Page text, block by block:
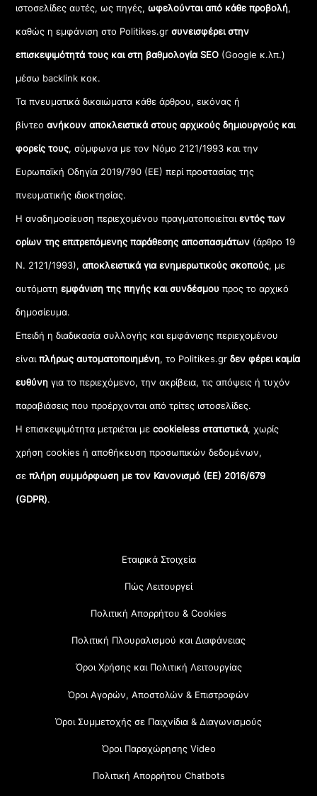
ιστοσελίδες αυτές, ως πηγές,ωφελούνται από κάθε προβολή,
καθώς η εμφάνιση στο Politikes.gr συνεισφέρει στην
επισκεψιμότητά τους και στη βαθμολογία SEO (Google κ.λπ.)
μέσω backlink κοκ.
Τα πνευματικά δικαιώματα κάθε άρθρου, εικόνας ή
βίντεοανήκουν αποκλειστικά στους αρχικούς δημιουργούς και
φορείς τους, σύμφωνα με τον Νόμο 2121/1993 και την
Ευρωπαϊκή Οδηγία 2019/790 (ΕΕ) περί προστασίας της
πνευματικής ιδιοκτησίας.
Η αναδημοσίευση περιεχομένου πραγματοποιείταιεντός των
ορίων της επιτρεπόμενης παράθεσης αποσπασμάτων (άρθρο 19
Ν. 2121/1993), αποκλειστικά για ενημερωτικούς σκοπούς, με
αυτόματηεμφάνιση της πηγής και συνδέσμου προς το αρχικό
δημοσίευμα.
Επειδή η διαδικασία συλλογής και εμφάνισης περιεχομένου
είναιπλήρως αυτοματοποιημένη, το Politikes.grδεν φέρει καμία
ευθύνη για το περιεχόμενο, την ακρίβεια, τις απόψεις ή τυχόν
παραβιάσεις που προέρχονται από τρίτες ιστοσελίδες.
Η επισκεψιμότητα μετριέται μεcookieless στατιστικά, χωρίς
χρήση cookies ή αποθήκευση προσωπικών δεδομένων,
σεπλήρη συμμόρφωση με τον Κανονισμό (ΕΕ) 2016/679
(GDPR).
Εταιρικά Στοιχεία
Πώς Λειτουργεί
Πολιτική Απορρήτου & Cookies
Πολιτική Πλουραλισμού και Διαφάνειας
Όροι Χρήσης και Πολιτική Λειτουργίας
Όροι Αγορών, Αποστολών & Επιστροφών
Όροι Συμμετοχής σε Παιχνίδια & Διαγωνισμούς
Όροι Παραχώρησης Video
Πολιτική Απορρήτου Chatbots